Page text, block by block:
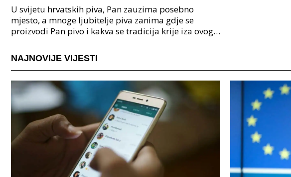
U svijetu hrvatskih piva, Pan zauzima posebno
mjesto, a mnoge ljubitelje piva zanima gdje se
proizvodi Pan pivo i kakva se tradicija krije iza ovog
p
NAJNOVIJE VIJESTI